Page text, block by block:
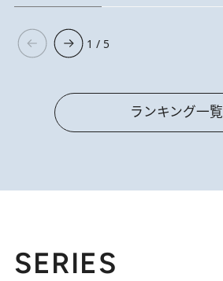
1 / 5
ランキング一覧
SERIES